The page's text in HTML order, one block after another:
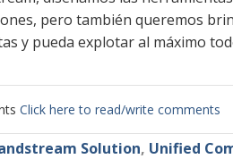
pero también queremos
y pueda explotar al máximo
Click here to read/write comments
Solution, Unified